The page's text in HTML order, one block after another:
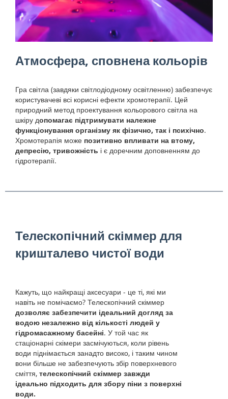
Атмосфера, сповнена кольорів
Гра світла (завдяки світлодіодному освітленню) забезпечує
користувачеві всі корисні ефекти хромотерапії. Цей
природний метод проектування кольорового світла на
шкіру допомагає підтримувати належне
функціонування організму як фізично, так і психічно.
Хромотерапія може позитивно впливати на втому,
депресію, тривожність і є доречним доповненням до
гідротерапії.
Телескопічний скіммер для
кришталево чистої води
Кажуть, що найкращі аксесуари - це ті, які ми
навіть не помічаємо? Телескопічний скіммер
дозволяє забезпечити ідеальний догляд за
водою незалежно від кількості людей у
гідромасажному басейні. У той час як
стаціонарні скімери засмічуються, коли рівень
води піднімається занадто високо, і таким чином
вони більше не забезпечують збір поверхневого
сміття, телескопічний скіммер завжди
ідеально підходить для збору піни з поверхні
води.